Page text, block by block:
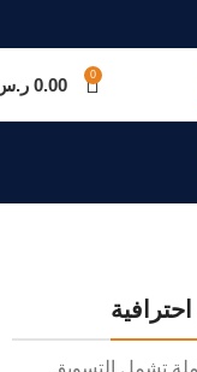
0
0.00
تشمل التسويق